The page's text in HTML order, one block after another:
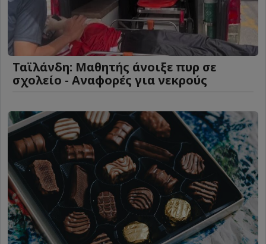
Ταϊλάνδη: Μαθητής άνοιξε πυρ σε
σχολείο - Αναφορές για νεκρούς